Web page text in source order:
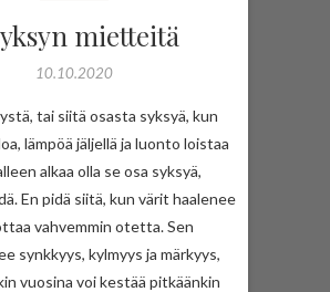
mietteitä
10.10.2020
tai siitä osasta syksyä, kun
lämpöä jäljellä ja luonto loistaa
alkaa olla se osa syksyä,
En pidä siitä, kun värit haalenee
vahvemmin otetta. Sen
synkkyys, kylmyys ja märkyys,
vuosina voi kestää pitkäänkin